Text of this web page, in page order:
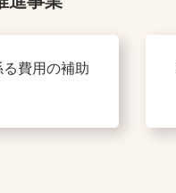
費用の補助